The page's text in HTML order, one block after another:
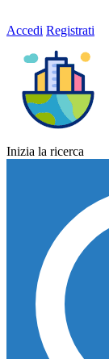
Accedi Registrati
Inizia la ricerca